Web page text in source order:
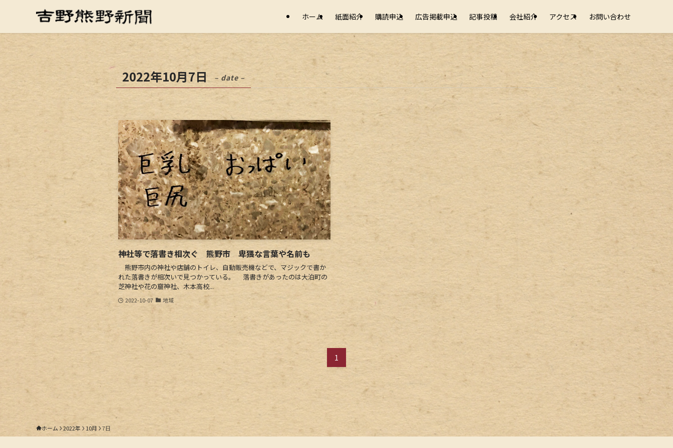
ホーム 紙面紹介 購読申込 広告掲載申込 記事投稿 会社紹介 アクセス お問い合わせ
2022年10月7日 – date –
神社等で落書き相次ぐ 熊野市 卑猥な言葉や名前も
熊野市内の神社や店舗のトイレ、自動販売機などで、マジックで書か
れた落書きが相次いで見つかっている。 落書きがあったのは大泊町の
芝神社や花の窟神社、木本高校...
2022-10-07 地域
1
ホーム 2022年 10月 7日